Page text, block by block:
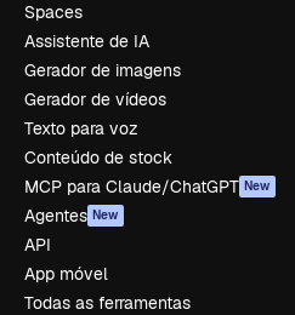
Spaces
Assistente de IA
Gerador de imagens
Gerador de vídeos
Texto para voz
Conteúdo de stock
MCP para Claude/ChatGPT New
Agentes New
API
App móvel
Todas as ferramentas